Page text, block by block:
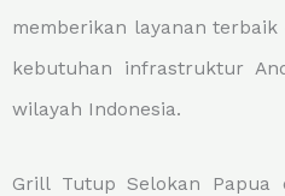
memberikan layanan
kebutuhan infrastruktur
wilayah Indonesia.
Grill Tutup Selokan Papua